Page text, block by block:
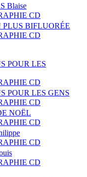
Blaise
CD
PLUS BIFLUORÉE
CD
POUR LES
CD
POUR LES GENS
CD
NOËL
CD
CD
CD